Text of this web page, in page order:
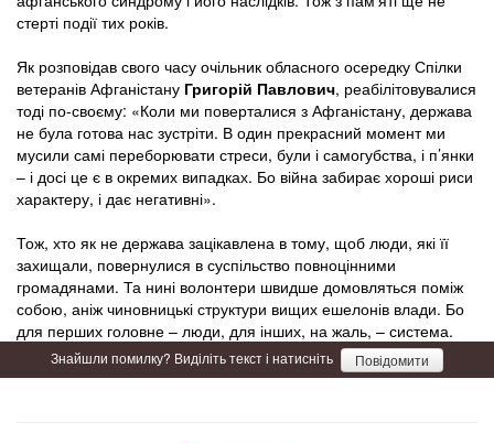
стерті події тих років.
Як розповідав свого часу очільник обласного осередку Спілки
ветеранів Афганістану Григорій Павлович, реабілітовувалися
тоді по-своєму: «Коли ми поверталися з Афганістану, держава
не була готова нас зустріти. В один прекрасний момент ми
мусили самі переборювати стреси, були і самогубства, і п’янки
– і досі це є в окремих випадках. Бо війна забирає хороші риси
характеру, і дає негативні».
Тож, хто як не держава зацікавлена в тому, щоб люди, які її
захищали, повернулися в суспільство повноцінними
громадянами. Та нині волонтери швидше домовляться поміж
собою, аніж чиновницькі структури вищих ешелонів влади. Бо
для перших головне – люди, для інших, на жаль, – система.
Знайшли помилку? Виділіть текст і натисніть Повідомити